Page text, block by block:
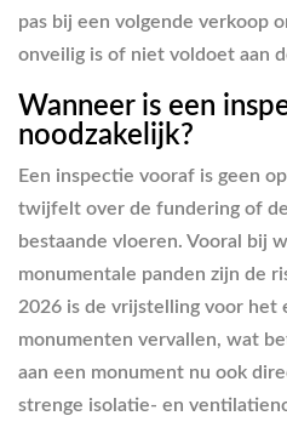
pas bij een volgende verkoop
onveilig is of niet voldoet aan
Wanneer is een
noodzakelijk?
Een inspectie vooraf is geen
twijfelt over de fundering of
bestaande vloeren. Vooral bij
monumentale panden zijn de
2026 is de vrijstelling voor het
monumenten vervallen, wat
aan een monument nu ook
strenge isolatie- en